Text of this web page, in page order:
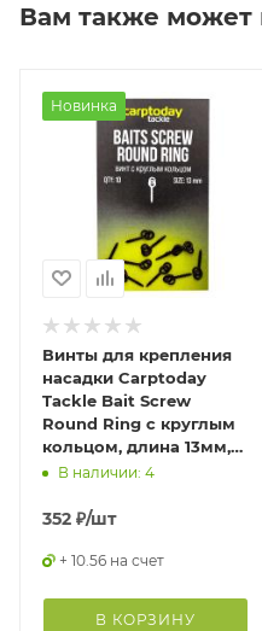
Вам также может
Новинка
Винты для крепления
насадки Carptoday
Tackle Bait Screw
Round Ring с круглым
кольцом, длина 13мм,
маВ наличии: 4
352 ₽/шт
+ 10.56 на счет
В КОРЗИНУ